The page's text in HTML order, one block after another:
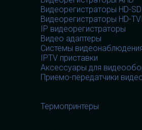
Видеорегистраторы HD-
Видеорегистраторы HD-TVI
IP видеорегистраторы
Видео адаптеры
Системы
IPTV приставки
Аксессуары для
Приемо-передатчики
Термопринтеры